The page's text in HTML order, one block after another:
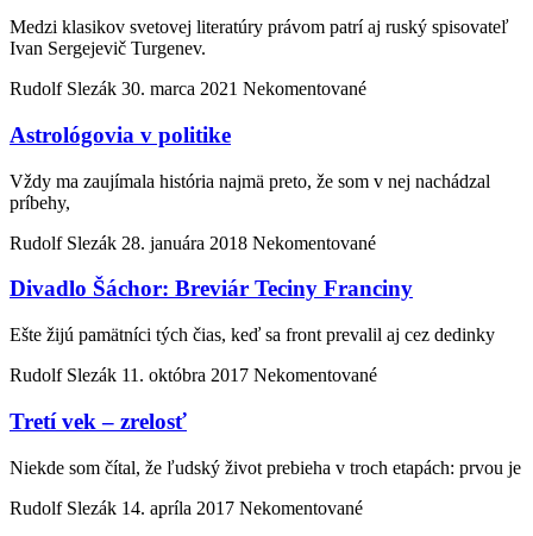
Medzi klasikov svetovej literatúry právom patrí aj ruský spisovateľ
Ivan Sergejevič Turgenev.
Rudolf Slezák 30. marca 2021 Nekomentované
Astrológovia v politike
Vždy ma zaujímala história najmä preto, že som v nej nachádzal
príbehy,
Rudolf Slezák 28. januára 2018 Nekomentované
Divadlo Šáchor: Breviár Teciny Franciny
Ešte žijú pamätníci tých čias, keď sa front prevalil aj cez dedinky
Rudolf Slezák 11. októbra 2017 Nekomentované
Tretí vek – zrelosť
Niekde som čítal, že ľudský život prebieha v troch etapách: prvou je
Rudolf Slezák 14. apríla 2017 Nekomentované